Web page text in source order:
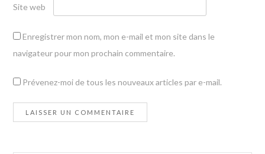
Site web
Enregistrer mon nom, mon e-mail et mon site dans le
navigateur pour mon prochain commentaire.
Prévenez-moi de tous les nouveaux articles par e-mail.